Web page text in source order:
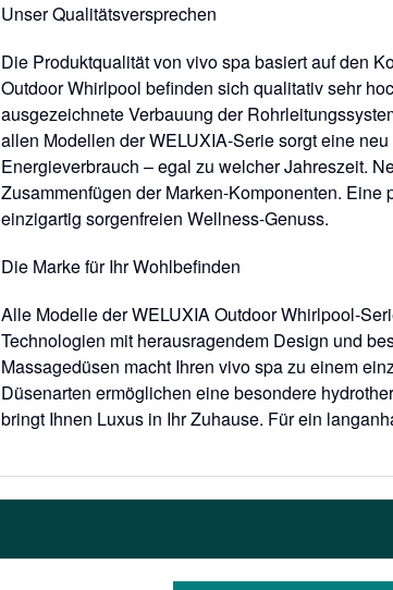
Unser Qualitätsversprechen
Die Produktqualität von vivo spa basiert auf den
Outdoor Whirlpool befinden sich qualitativ sehr
ausgezeichnete Verbauung der
allen Modellen der WELUXIA-Serie sorgt eine
Energieverbrauch – egal zu welcher Jahreszeit.
Zusammenfügen der Marken-Komponenten.
einzigartig sorgenfreien Wellness-Genuss.
Die Marke für Ihr Wohlbefinden
Alle Modelle der WELUXIA Outdoor Whirlpool-
Technologien mit he­rausragendem Design und
Massagedüsen macht Ihren vivo spa zu einem
Düsenarten ermöglichen eine besondere
bringt Ihnen Luxus in Ihr Zuhause. Für ein